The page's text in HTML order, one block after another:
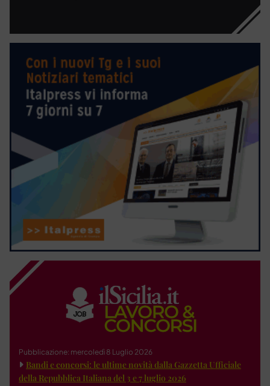
Pubblicazione: mercoledì 8 Luglio 2026
Bandi e concorsi: le ultime novità dalla Gazzetta Ufficiale
della Repubblica Italiana del 3 e 7 luglio 2026